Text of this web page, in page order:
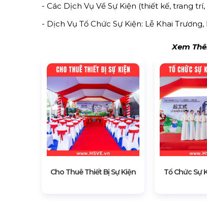
- Các Dịch Vụ Về Sự Kiện (thiết kế, trang
- Dịch Vụ Tổ Chức Sự Kiện: Lễ Khai
Xem
Cho Thuê Thiết Bị Sự Kiện Tổ Chức Sự